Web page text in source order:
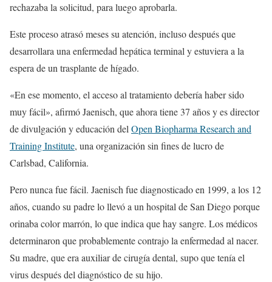
rechazaba la solicitud, para luego aprobarla.
Este proceso atrasó meses su atención, incluso después que
desarrollara una enfermedad hepática terminal y estuviera a la
espera de un trasplante de hígado.
«En ese momento, el acceso al tratamiento debería haber sido
muy fácil», afirmó Jaenisch, que ahora tiene 37 años y es director
de divulgación y educación delOpen Biopharma Research and
Training Institute, una organización sin fines de lucro de
Carlsbad, California.
Pero nunca fue fácil. Jaenisch fue diagnosticado en 1999, a los 12
años, cuando su padre lo llevó a un hospital de San Diego porque
orinaba color marrón, lo que indica que hay sangre. Los médicos
determinaron que probablemente contrajo la enfermedad al nacer.
Su madre, que era auxiliar de cirugía dental, supo que tenía el
virus después del diagnóstico de su hijo.